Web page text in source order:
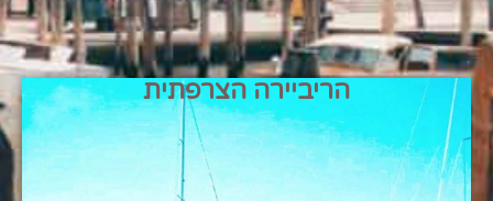
הריביירה הצרפתית